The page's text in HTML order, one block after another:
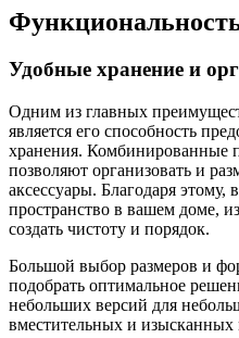
Удобные хранение и
Одним из главных
является его способность
хранения. Комбинированные
позволяют организовать и
аксессуары. Благодаря
пространство в вашем доме,
создать чистоту и порядок.
Большой выбор размеров и
подобрать оптимальное
небольших версий для
вместительных и изысканных